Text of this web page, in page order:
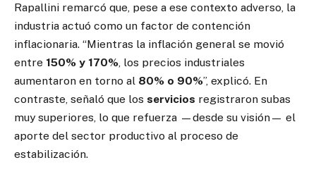
Rapallini remarcó que, pese a ese contexto adverso, la
industria actuó como un factor de contención
inflacionaria. “Mientras la inflación general se movió
entre 150% y 170%, los precios industriales
aumentaron en torno al 80% o 90%”, explicó. En
contraste, señaló que los servicios registraron subas
muy superiores, lo que refuerza —desde su visión— el
aporte del sector productivo al proceso de
estabilización.